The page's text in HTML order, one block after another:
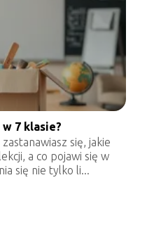
7 klasie?
się, jakie
a co pojawi się w
się nie tylko li...